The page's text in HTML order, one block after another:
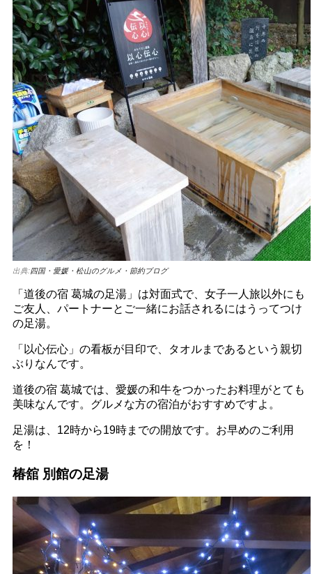
出典:四国・愛媛・松山のグルメ・節約ブログ
「道後の宿 葛城の足湯」は対面式で、女子一人旅以外にも
ご友人、パートナーとご一緒にお話されるにはうってつけ
の足湯。
「以心伝心」の看板が目印で、タオルまであるという親切
ぶりなんです。
道後の宿 葛城では、愛媛の和牛をつかったお料理がとても
美味なんです。グルメな方の宿泊がおすすめですよ。
足湯は、12時から19時までの開放です。お早めのご利用
を！
椿舘 別館の足湯